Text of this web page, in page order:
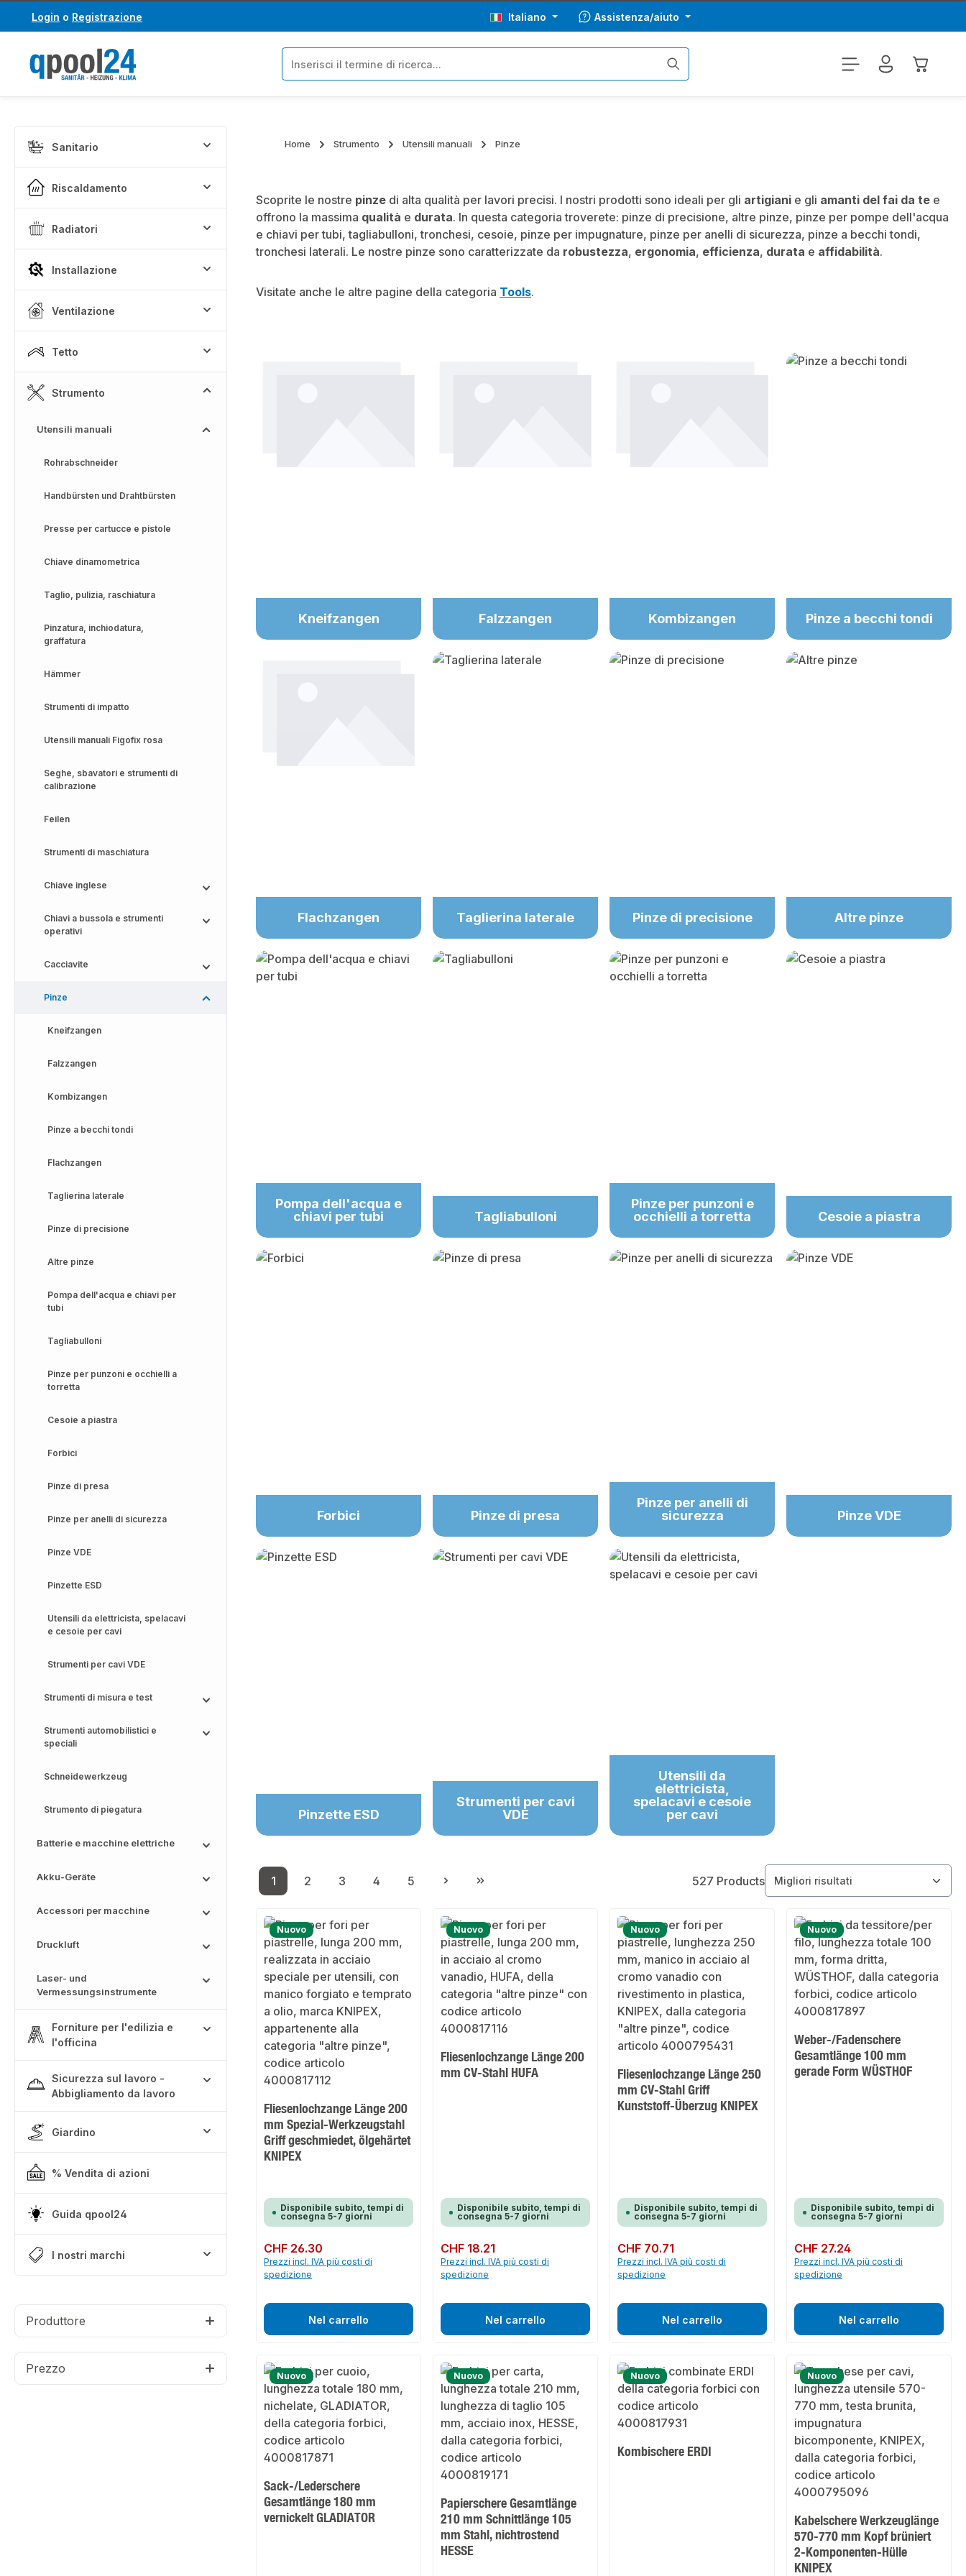
al contenuto principale
Salta alla ricerca
Login o Registrazione Italiano Assistenza/aiuto
Il
Sanitario
Riscaldamento
Radiatori
Installazione
Ventilazione
Tetto
Strumento
Utensili manuali
Rohrabschneider
Handbürsten und Drahtbürsten
Presse per cartucce e pistole
Chiave dinamometrica
Taglio, pulizia, raschiatura
Pinzatura, inchiodatura,
graffatura
Hämmer
Strumenti di impatto
Utensili manuali Figofix rosa
Seghe, sbavatori e strumenti di
calibrazione
Feilen
Strumenti di maschiatura
Chiave inglese
Chiavi a bussola e strumenti
operativi
Cacciavite
Pinze
Kneifzangen
Falzzangen
Kombizangen
Pinze a becchi tondi
Flachzangen
Taglierina laterale
Pinze di precisione
Altre pinze
Pompa dell'acqua e chiavi per
tubi
Tagliabulloni
Pinze per punzoni e occhielli a
torretta
Cesoie a piastra
Forbici
Pinze di presa
Pinze per anelli di sicurezza
Pinze VDE
Pinzette ESD
Utensili da elettricista, spelacavi
e cesoie per cavi
Strumenti per cavi VDE
Strumenti di misura e test
Strumenti automobilistici e
speciali
Schneidewerkzeug
Strumento di piegatura
Batterie e macchine elettriche
Akku-Geräte
Accessori per macchine
Druckluft
Laser- und
Vermessungsinstrumente
Forniture per l'edilizia e
l'officina
Sicurezza sul lavoro -
Abbigliamento da lavoro
Giardino
% Vendita di azioni
Guida qpool24
I nostri marchi
Produttore
Prezzo
Home Strumento Utensili manuali Pinze
Scoprite le nostre pinze di alta qualità per lavori precisi. I nostri prodotti sono ideali per gli artigiani e gli amanti del fai da te e
offrono la massima qualità e durata. In questa categoria troverete: pinze di precisione, altre pinze, pinze per pompe dell'acqua
e chiavi per tubi, tagliabulloni, tronchesi, cesoie, pinze per impugnature, pinze per anelli di sicurezza, pinze a becchi tondi,
tronchesi laterali. Le nostre pinze sono caratterizzate da robustezza, ergonomia, efficienza, durata e affidabilità.
Visitate anche le altre pagine della categoria Tools.
Kneifzangen Falzzangen Kombizangen Pinze a becchi tondi
Flachzangen Taglierina laterale Pinze di precisione Altre pinze
Pompa dell'acqua e
chiavi per tubi
Tagliabulloni
Pinze per punzoni e
occhielli a torretta
Cesoie a piastra
Forbici Pinze di presa
Pinze per anelli di
sicurezza
Pinze VDE
Pinzette ESD
Strumenti per cavi
VDE
Utensili da
elettricista,
spelacavi e cesoie
per cavi
Pagina
1
Pagina
2
Pagina
3
Pagina
4
Pagina
5 527 Products
Nuovo
Fliesenlochzange Länge 200
mm Spezial-Werkzeugstahl
Griff geschmiedet, ölgehärtet
KNIPEX
Disponibile subito, tempi di
consegna 5-7 giorni
Prezzo normale:
CHF 26.30
Prezzi incl. IVA più costi di
spedizione
Nel carrello
Nuovo
Fliesenlochzange Länge 200
mm CV-Stahl HUFA
Disponibile subito, tempi di
consegna 5-7 giorni
Prezzo normale:
CHF 18.21
Prezzi incl. IVA più costi di
spedizione
Nel carrello
Nuovo
Fliesenlochzange Länge 250
mm CV-Stahl Griff
Kunststoff-Überzug KNIPEX
Disponibile subito, tempi di
consegna 5-7 giorni
Prezzo normale:
CHF 70.71
Prezzi incl. IVA più costi di
spedizione
Nel carrello
Nuovo
Weber-/Fadenschere
Gesamtlänge 100 mm
gerade Form WÜSTHOF
Disponibile subito, tempi di
consegna 5-7 giorni
Prezzo normale:
CHF 27.24
Prezzi incl. IVA più costi di
spedizione
Nel carrello
Nuovo
Sack-/Lederschere
Gesamtlänge 180 mm
vernickelt GLADIATOR
Nuovo
Papierschere Gesamtlänge
210 mm Schnittlänge 105
mm Stahl, nichtrostend
HESSE
Nuovo
Kombischere ERDI
Nuovo
Kabelschere Werkzeuglänge
570-770 mm Kopf brüniert
2-Komponenten-Hülle
KNIPEX